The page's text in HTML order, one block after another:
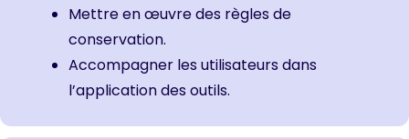
Mettre en œuvre des règles de
conservation.
Accompagner les utilisateurs dans
l’application des outils.